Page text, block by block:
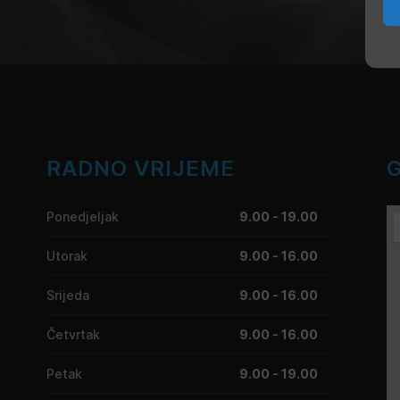
RADNO VRIJEME
Ponedjeljak 9.00 - 19.00
Utorak 9.00 - 16.00
Srijeda 9.00 - 16.00
Četvrtak 9.00 - 16.00
Petak 9.00 - 19.00